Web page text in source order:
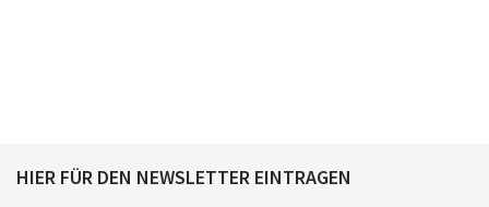
HIER FÜR DEN NEWSLETTER EINTRAGEN